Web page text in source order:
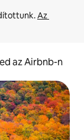
Az
az Airbnb-n